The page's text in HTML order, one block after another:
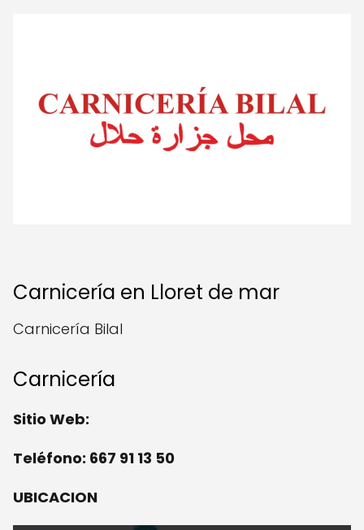
Carnicería en Lloret de mar
Carnicería Bilal
Carnicería
Sitio Web:
Teléfono: 667 91 13 50
UBICACION